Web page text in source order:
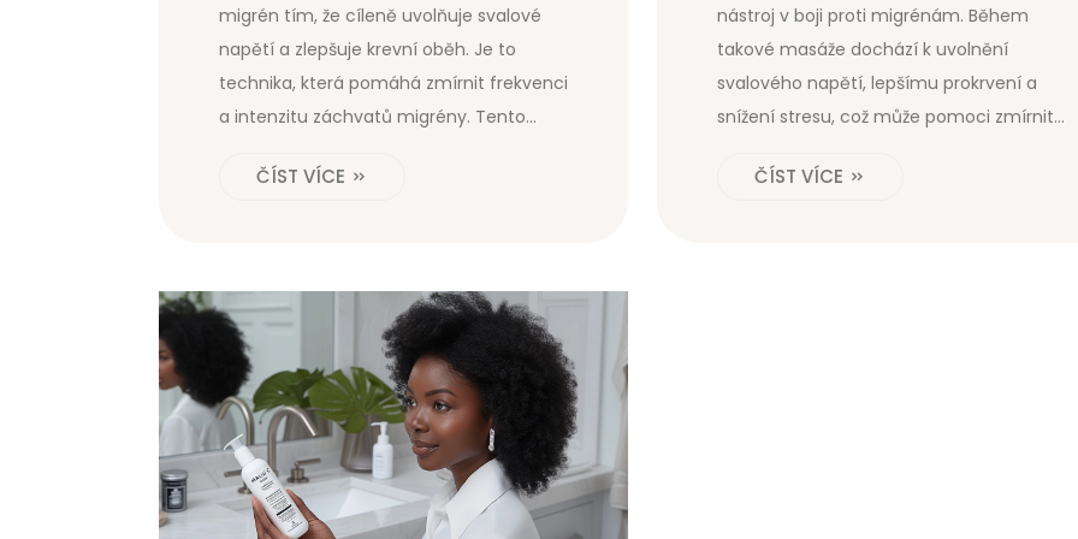
migrén tím, že cíleně uvolňuje svalové
napětí a zlepšuje krevní oběh. Je to
technika, která pomáhá zmírnit frekvenci
a intenzitu záchvatů migrény. Tento
druhu masáže a jak může pozitivně
ČÍST VÍCE
nástroj v boji proti migrénám. Během
takové masáže dochází k uvolnění
svalového napětí, lepšímu prokrvení a
snížení stresu, což může pomoci zmírnit
techniky relaxační masáže a jejich vliv na
ČÍST VÍCE